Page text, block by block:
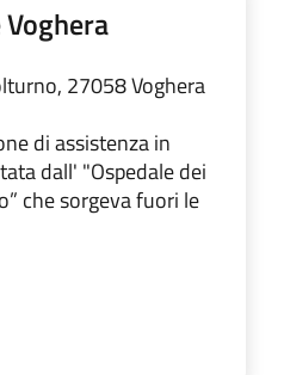
27058 Voghera
di assistenza in
dall' "Ospedale dei
che sorgeva fuori le